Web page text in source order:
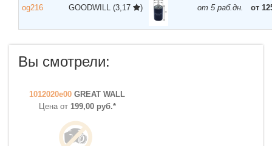
og216 GOODWILL (3,17 ) от 5 раб.дн. от
Вы смотрели:
1012020e00 GREAT WALL
Цена от 199,00 руб.*